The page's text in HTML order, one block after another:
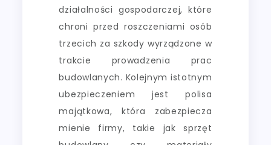
działalności gospodarczej, które
chroni przed roszczeniami osób
trzecich za szkody wyrządzone w
trakcie prowadzenia prac
budowlanych. Kolejnym istotnym
ubezpieczeniem jest polisa
majątkowa, która zabezpiecza
mienie firmy, takie jak sprzęt